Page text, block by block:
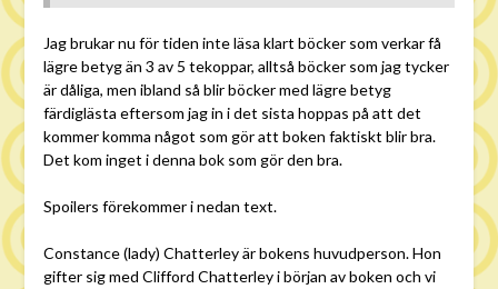
Jag brukar nu för tiden inte läsa klart böcker som verkar få
lägre betyg än 3 av 5 tekoppar, alltså böcker som jag tycker
är dåliga, men ibland så blir böcker med lägre betyg
färdiglästa eftersom jag in i det sista hoppas på att det
kommer komma något som gör att boken faktiskt blir bra.
Det kom inget i denna bok som gör den bra.
Spoilers förekommer i nedan text.
Constance (lady) Chatterley är bokens huvudperson. Hon
gifter sig med Clifford Chatterley i början av boken och vi